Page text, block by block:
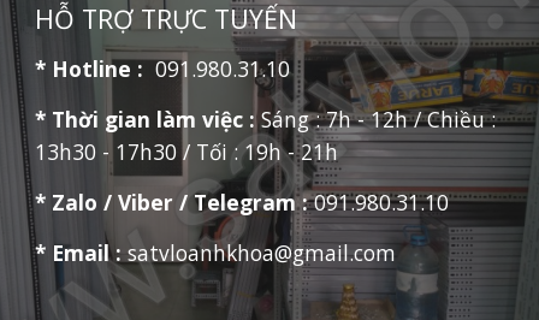
HỖ TRỢ TRỰC TUYẾN
* Hotline :091.980.31.10
* Thời gian làm việc :Sáng : 7h - 12h / Chiều :
13h30 - 17h30 / Tối : 19h - 21h
* Zalo / Viber / Telegram:091.980.31.10
* Email :satvloanhkhoa@gmail.com